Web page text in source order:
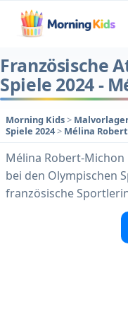
Französische
Spiele 2024 -
Morning Kids>
Spiele 2024> Mélina
Mélina Robert-
bei den Olympischen
französische